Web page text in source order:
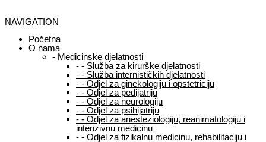
NAVIGATION
Početna
O nama
- Medicinske djelatnosti
- - Služba za kirurške djelatnosti
- - Služba internističkih djelatnosti
- - Odjel za ginekologiju i opstetriciju
- - Odjel za pedijatriju
- - Odjel za neurologiju
- - Odjel za psihijatriju
- - Odjel za anesteziologiju, reanimatologiju i
intenzivnu medicinu
- - Odjel za fizikalnu medicinu, rehabilitaciju i